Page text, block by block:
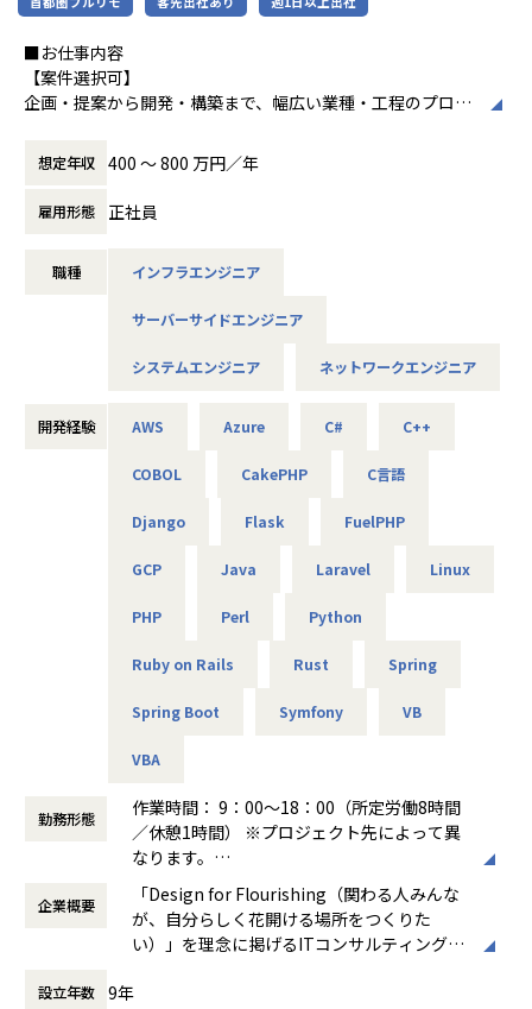
担当者：30代前半・女性・入社2年目
-- 大手コンサル会社 社内システム運用 --
使用スキル：VBA・Windows
-- 大手メーカーの国内拠点をつなぐ社内ネットワークの運
主な業務：拠点増設に伴う設定変更、障害一次切り分け
担当工程：運用・保守（希望により構築へステップアップ）
-- 官公庁システムを支えるネットワークの設計・構築支援 --
使用機器：Cisco、Palo Alto、A10 等
-- リモートワークを支えるVPN/セキュリティ基盤の運用 --
使用機器：Cisco、FortiGate、F5、Aruba 等
＜主なインフラ案件事例＞
使用スキル：VMware、Windows、Linux、Oracle
使用スキル：AWS、Windows、Linux
担当工程：基本設計、運用設計、詳細設計、構築、テスト、
移行
担当者：20台後半、男性、入社1年目
-- 官公庁向けインフラ開発 --
使用スキル：VMware、Windows、Linux
担当工程：基本設計、運用設計、詳細設計、構築、テスト、
担当者：30台後半、男性、入社4年目
起される共創カンパニー」を目指し、技術力
です。
＜各種認定・認証＞
2026年1月1日）
5290）
門）認定
2025/10/01～2027/09/30）
■お仕事内容
【案件選択可】
企画・提案から開発・構築まで、幅広い業種・工程のプロジ
■会社説明／募集背景
株式会社アルテニアは、ITの力を通じて関わる人々の未来を
より豊かにすることを 目標に2018年に誕生しました。
それは技術力だけではなく、人を大切にすること、より豊か
社会やお客様だけでなくパートナーや社員も幸せでいるこ
これがアルテニアの企業理念の根幹となります。
この度、事業の拡大に伴って新たなメンバーを募集しており
技術力だけでなく、人を思いやる姿勢を大切にしながら、
共に成長できる方を歓迎します！
＜開発部門 想定キャリアパス＞
月1回の面談にてキャリアの方向性をすり合わせながら、案
件を決定します。
「開発経験を積みたい」「設計に挑戦したい」「上流工程を
担当したい」などの
＜ネットワーク部門 想定キャリアパス＞
運用保守 → 構築 → 設計 → セキュリティ・コンサルティング
件を決定します。
「構築に行きたい」「設計に挑戦したい」「セキュリティ分
野を経験したい」などの
想定年収 400 〜 800 万円／年
雇用形態 正社員
職種 インフラエンジニア
サーバーサイドエンジニア
システムエンジニア ネットワークエンジニア
開発経験 AWS Azure C# C++
COBOL CakePHP C言語
Django Flask FuelPHP
GCP Java Laravel Linux
PHP Perl Python
Ruby on Rails Rust Spring
Spring Boot Symfony VB
VBA
勤務形態
作業時間： 9：00～18：00（所定労働8時間
／休憩1時間） ※プロジェクト先によって異
なります。
働き方：
固定時間制（9時～18時、10時～19
時など）
時間外労働の有無： 有（月平均0時間～20時
間）
休憩時間： 60分
企業概要
「Design for Flourishing（関わる人みんな
が、自分らしく花開ける場所をつくりた
い）」を理念に掲げるITコンサルティング・
客様をリードする」のではなく、「お客様と
設立年数 9年